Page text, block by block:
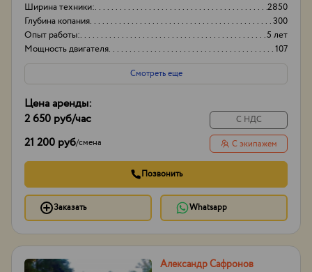
Ширина техники:
2850
Глубина копания
300
Опыт работы:
5 лет
Мощность двигателя
107
Смотреть еще
Цена аренды:
2 650 руб/час
21 200 руб/смена
С НДС
С экипажем
Позвонить
Заказать Whatsapp
Александр Сафронов